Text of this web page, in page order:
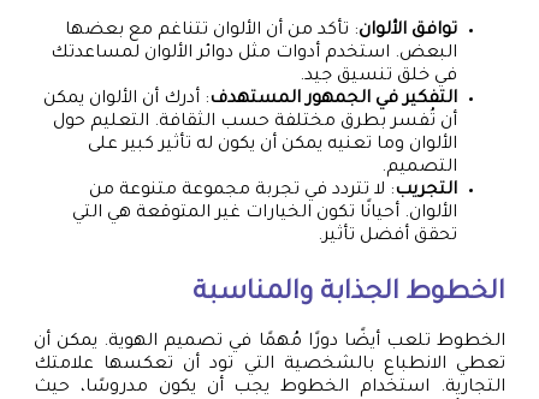
توافق الألوان: تأكد من أن الألوان تتناغم مع بعضها
البعض. استخدم أدوات مثل دوائر الألوان لمساعدتك
في خلق تنسيق جيد.
التفكير في الجمهور المستهدف: أدرك أن الألوان يمكن
أن تُفسر بطرق مختلفة حسب الثقافة. التعليم حول
الألوان وما تعنيه يمكن أن يكون له تأثير كبير على
التصميم.
التجريب: لا تتردد في تجربة مجموعة متنوعة من
الألوان. أحيانًا تكون الخيارات غير المتوقعة هي التي
تحقق أفضل تأثير.
الخطوط الجذابة والمناسبة
الخطوط تلعب أيضًا دورًا مُهمًا في تصميم الهوية. يمكن أن
تعطي الانطباع بالشخصية التي تود أن تعكسها علامتك
التجارية. استخدام الخطوط يجب أن يكون مدروسًا، حيث